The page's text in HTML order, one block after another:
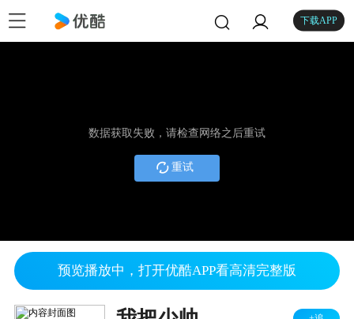
下载APP
数据获取失败，请检查网络之后重试
重试
预览播放中，打开优酷APP看高清完整版